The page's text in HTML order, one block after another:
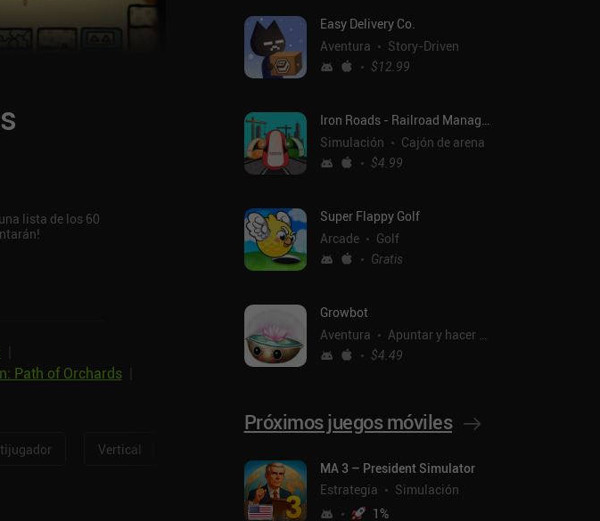
lista de los 60
Path of Orchards|
Vertical
Easy Delivery Co.
Aventura
Story-Driven
$12.99
Iron Roads - Railroad Manager
Simulación
Cajón de arena
$4.99
Super Flappy Golf
Arcade
Golf
Gratis
Growbot
Aventura
Apuntar y hacer clic
$4.49
Próximos juegos móviles
MA 3 – President Simulator
Estrategia
Simulación
1%